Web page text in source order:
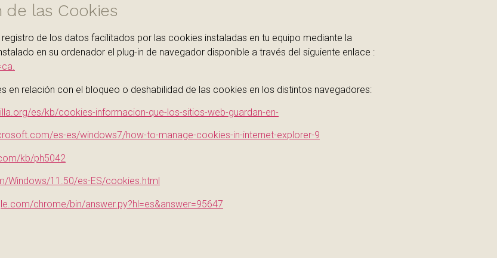
las Cookies
registro de los datos facilitados por las cookies instaladas en tu equipo mediante la
en su ordenador el plug-in de navegador disponible a través del siguiente enlace :
en relación con el bloqueo o deshabilidad de las cookies en los distintos navegadores:
es/kb/cookies-informacion-que-los-sitios-web-guardan-en-
es-es/windows7/how-to-manage-cookies-in-internet-explorer-9
kb/ph5042
Windows/11.50/es-ES/cookies.html
chrome/bin/answer.py?hl=es&answer=95647